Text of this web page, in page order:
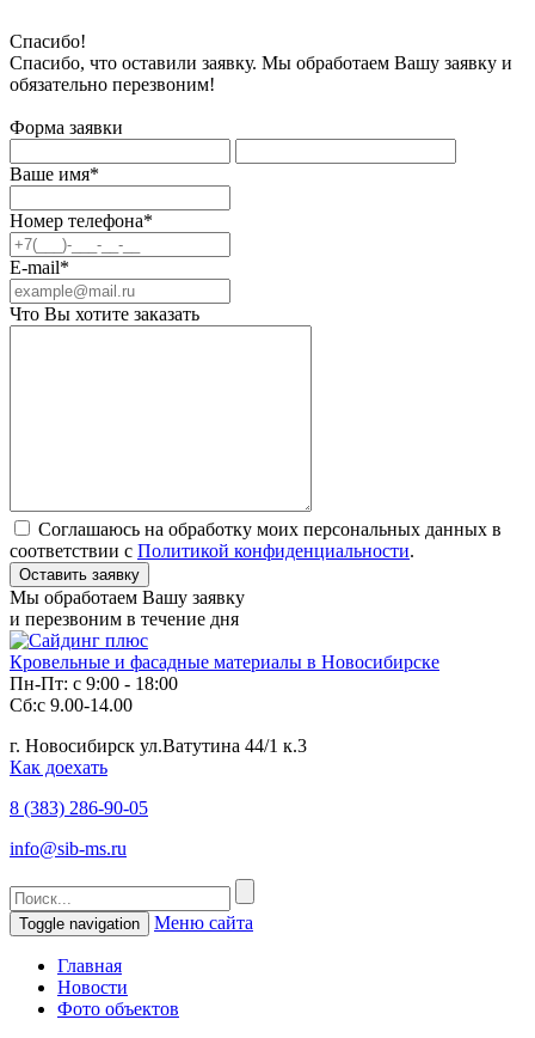
Спасибо!
Спасибо, что оставили заявку. Мы обработаем Вашу заявку и
обязательно перезвоним!
Форма заявки
Ваше имя*
Номер телефона*
E-mail*
Что Вы хотите заказать
Соглашаюсь на обработку моих персональных данных в
соответствии с Политикой конфиденциальности.
Мы обработаем Вашу заявку
и перезвоним в течение дня
Кровельные и фасадные материалы в Новосибирске
Пн-Пт: с 9:00 - 18:00
Сб:с 9.00-14.00
г. Новосибирск ул.Ватутина 44/1 к.3
Как доехать
8 (383) 286-90-05
info@sib-ms.ru
Toggle navigation Меню сайта
Главная
Новости
Фото объектов